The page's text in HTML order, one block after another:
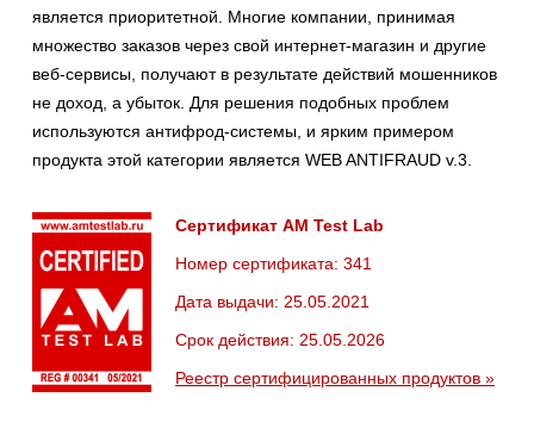
является приоритетной. Многие компании, принимая
множество заказов через свой интернет-магазин и другие
веб-сервисы, получают в результате действий мошенников
не доход, а убыток. Для решения подобных проблем
используются антифрод-системы, и ярким примером
продукта этой категории является WEB ANTIFRAUD v.3.
Сертификат AM Test Lab
Номер сертификата: 341
Дата выдачи: 25.05.2021
Срок действия: 25.05.2026
Реестр сертифицированных продуктов »